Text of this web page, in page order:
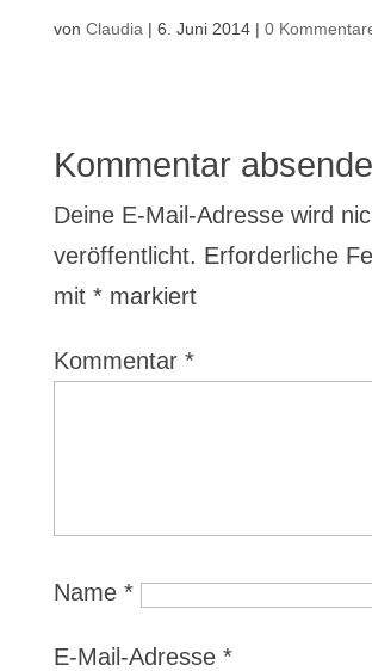
von Claudia | 6. Juni 2014| 0
Kommentar
Deine E-Mail-Adresse wird
veröffentlicht. Erforderliche
mit *markiert
Kommentar *
Name *
E-Mail-Adresse *